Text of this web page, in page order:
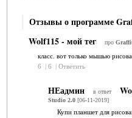
Отзывы о программе
Wolf115 - мой тег
про
класс. вот только мышью
6
6 Ответить
НЕадмин в ответ
Studio 2.0[06-11-2019]
Купи планшет для